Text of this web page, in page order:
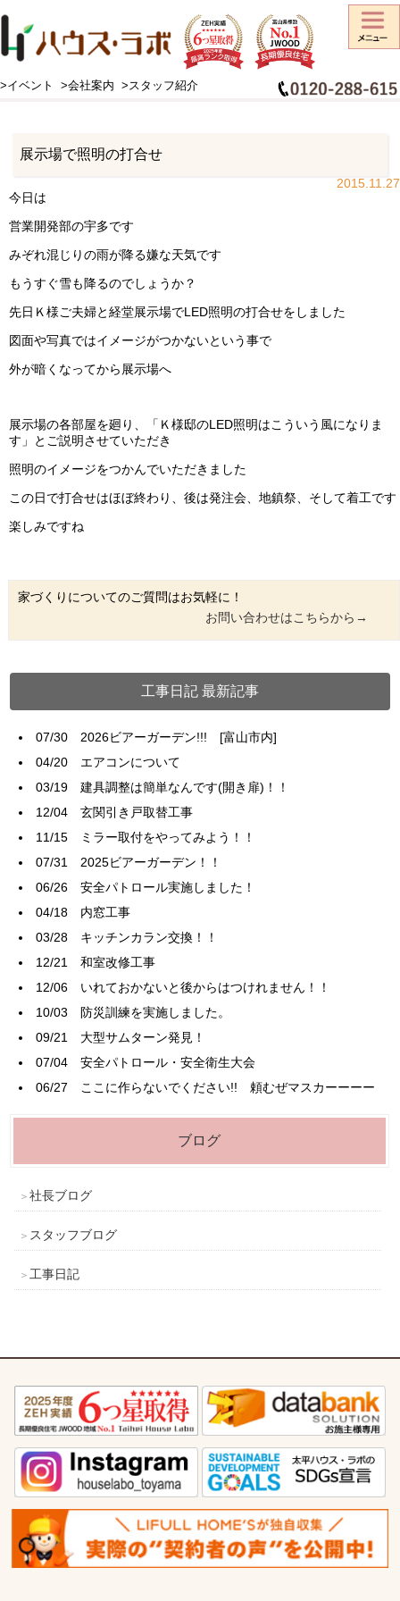
>イベント >会社案内 >スタッフ紹介
HOME > 工事日記> お知らせ > 展示場で照明の打合せ
展示場で照明の打合せ
2015.11.27
今日は
営業開発部の宇多です
みぞれ混じりの雨が降る嫌な天気です
もうすぐ雪も降るのでしょうか？
先日Ｋ様ご夫婦と経堂展示場でLED照明の打合せをしました
図面や写真ではイメージがつかないという事で
外が暗くなってから展示場へ
展示場の各部屋を廻り、「Ｋ様邸のLED照明はこういう風になりま
す」とご説明させていただき
照明のイメージをつかんでいただきました
この日で打合せはほぼ終わり、後は発注会、地鎮祭、そして着工です
楽しみですね
家づくりについてのご質問はお気軽に！
お問い合わせはこちらから→
工事日記 最新記事
07/30 2026ビアーガーデン!!! [富山市内]
04/20 エアコンについて
03/19建具調整は簡単なんです(開き扉)！！
12/04玄関引き戸取替工事
11/15
ミラー取付をやってみよう！！
07/31 2025ビアーガーデン！！
06/26安全パトロール実施しました！
04/18 内窓工事
03/28 キッチンカラン交換！！
12/21和室改修工事
12/06 いれておかないと後からはつけれません！！
10/03 防災訓練を実施しました。
09/21 大型サムターン発見！
07/04安全パトロール・安全衛生大会
06/27
ここに作らないでください!! 頼むぜマスカーーーー
ブログ
社長ブログ
スタッフブログ
工事日記